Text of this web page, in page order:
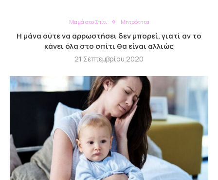
Μαμά στο Σπίτι Μητρότητα
Η μάνα ούτε να αρρωστήσει δεν μπορεί, γιατί αν το
κάνει όλα στο σπίτι θα είναι αλλιώς
21 Σεπτεμβρίου 2020